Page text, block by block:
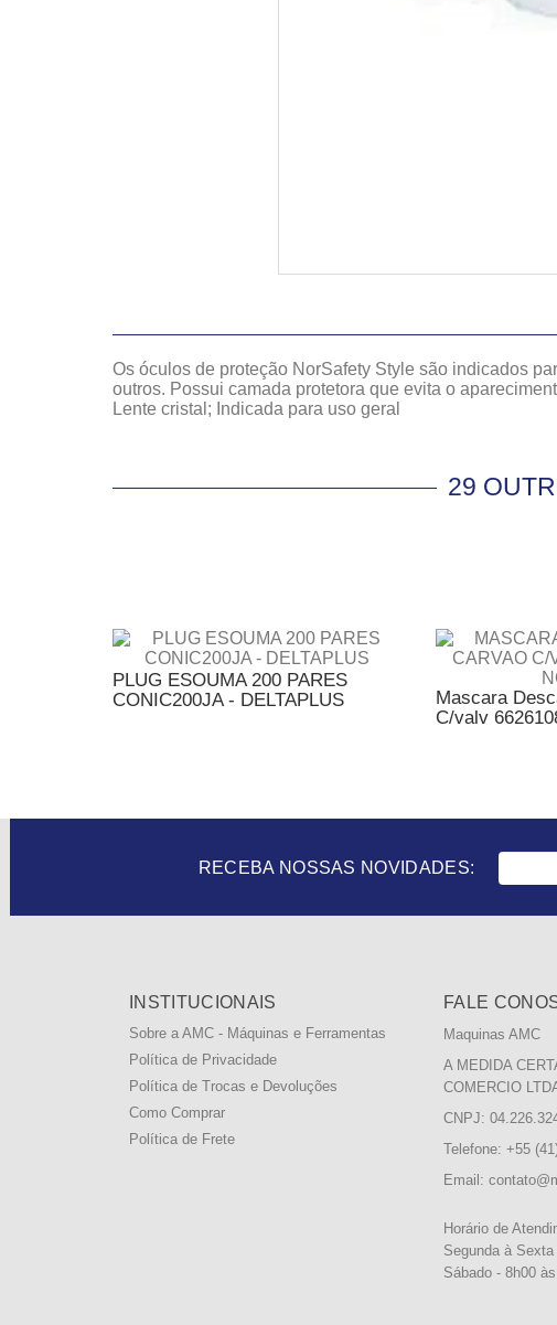
Os óculos de proteção NorSafety Style são indicados
outros. Possui camada protetora que evita o
Lente cristal; Indicada para uso geral
29
PLUG ESOUMA 200 PARES
CONIC200JA - DELTAPLUS
Mascara
C/valv
RECEBA NOSSAS NOVIDADES:
INSTITUCIONAIS
Sobre a AMC - Máquinas e Ferramentas
Política de Privacidade
Política de Trocas e Devoluções
Como Comprar
Política de Frete
FALE
Maquinas AMC
A MEDIDA
COMERCIO
CNPJ:
Telefone: +55
Email:
Horário de
Segunda à
Sábado - 8h00